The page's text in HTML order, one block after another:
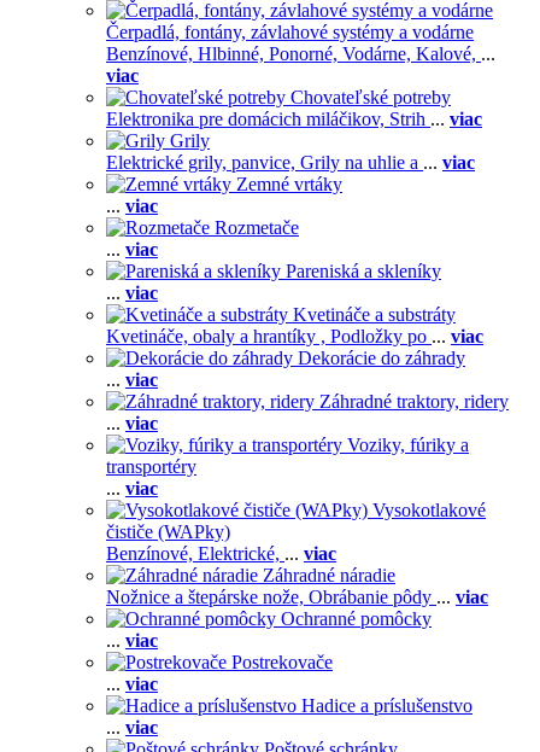
Čerpadlá, fontány, závlahové systémy a vodárne
Benzínové, Hlbinné, Ponorné, Vodárne, Kalové, ...
viac
Chovateľské potreby
Elektronika pre domácich miláčikov, Strih ... viac
Grily
Elektrické grily, panvice, Grily na uhlie a ... viac
Zemné vrtáky
... viac
Rozmetače
... viac
Pareniská a skleníky
... viac
Kvetináče a substráty
Kvetináče, obaly a hrantíky , Podložky po ... viac
Dekorácie do záhrady
... viac
Záhradné traktory, ridery
... viac
Voziky, fúriky a
transportéry
... viac
Vysokotlakové
čističe (WAPky)
Benzínové, Elektrické, ... viac
Záhradné náradie
Nožnice a štepárske nože, Obrábanie pôdy ... viac
Ochranné pomôcky
... viac
Postrekovače
... viac
Hadice a príslušenstvo
... viac